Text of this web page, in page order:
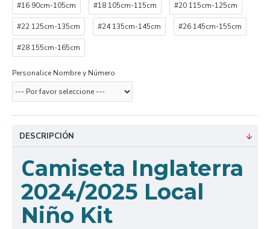
#16 90cm-105cm
#18 105cm-115cm #20 115cm-125cm
#22 125cm-135cm #24 135cm-145cm #26 145cm-155cm
#28 155cm-165cm
Personalice Nombre y Número
DESCRIPCIÓN
Camiseta Inglaterra
2024/2025 Local
Niño Kit